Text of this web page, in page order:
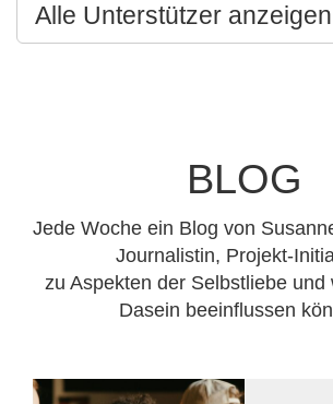
Alle Unterstützer anzeigen
BLOG
Jede Woche ein Blog von
Journalistin, Projekt-
zu Aspekten der Selbstliebe und
Dasein beeinflussen